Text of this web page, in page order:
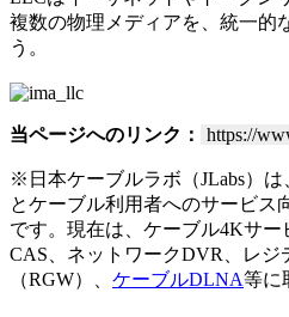
複数の物理メディアを、統一的
う。
当ページへのリンク： https://
※日本ケーブルラボ（JLabs）
とケーブル利用者へのサービス
です。現在は、ケーブル4Kサ
CAS、ネットワークDVR、レジ
（RGW）、 ケーブルDLNA等に